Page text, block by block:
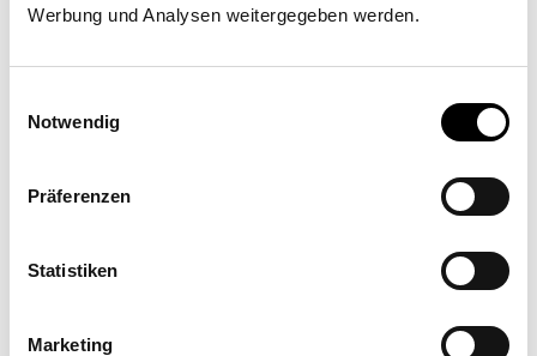
Werbung und Analysen weitergegeben werden.
Notwendig
Präferenzen
Statistiken
Marketing
progettazione CAD
Progetti complessi li pianifichiamo con il software CAD
precisione i dettagli tecnici, ma anche di simulare i
stagioni – per la massima sicurezza nella pianificazione.